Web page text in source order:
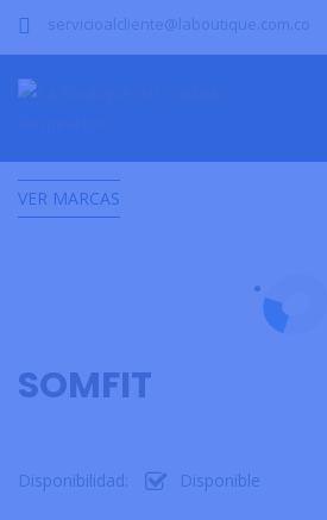
servicioalcliente@laboutique.com.co
VER MARCAS
SOMFIT
Disponibilidad: Disponible